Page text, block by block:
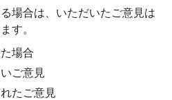
場合は、いただいたご意見は
す。
場合
ご意見
たご意見